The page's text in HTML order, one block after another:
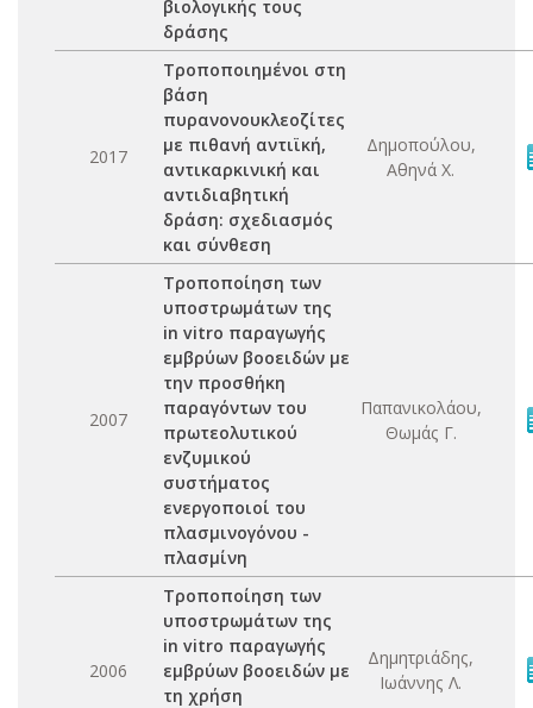
βιολογικής τους
δράσης
2017
Τροποποιημένοι στη
βάση
πυρανονουκλεοζίτες
με πιθανή αντιϊκή,
αντικαρκινική και
αντιδιαβητική
δράση: σχεδιασμός
και σύνθεση
Δημοπούλου,
Αθηνά Χ.
2007
Τροποποίηση των
υποστρωμάτων της
in vitro παραγωγής
εμβρύων βοοειδών με
την προσθήκη
παραγόντων του
πρωτεολυτικού
ενζυμικού
συστήματος
ενεργοποιοί του
πλασμινογόνου -
πλασμίνη
Παπανικολάου,
Θωμάς Γ.
2006
Τροποποίηση των
υποστρωμάτων της
in vitro παραγωγής
εμβρύων βοοειδών με
τη χρήση
Δημητριάδης,
Ιωάννης Λ.